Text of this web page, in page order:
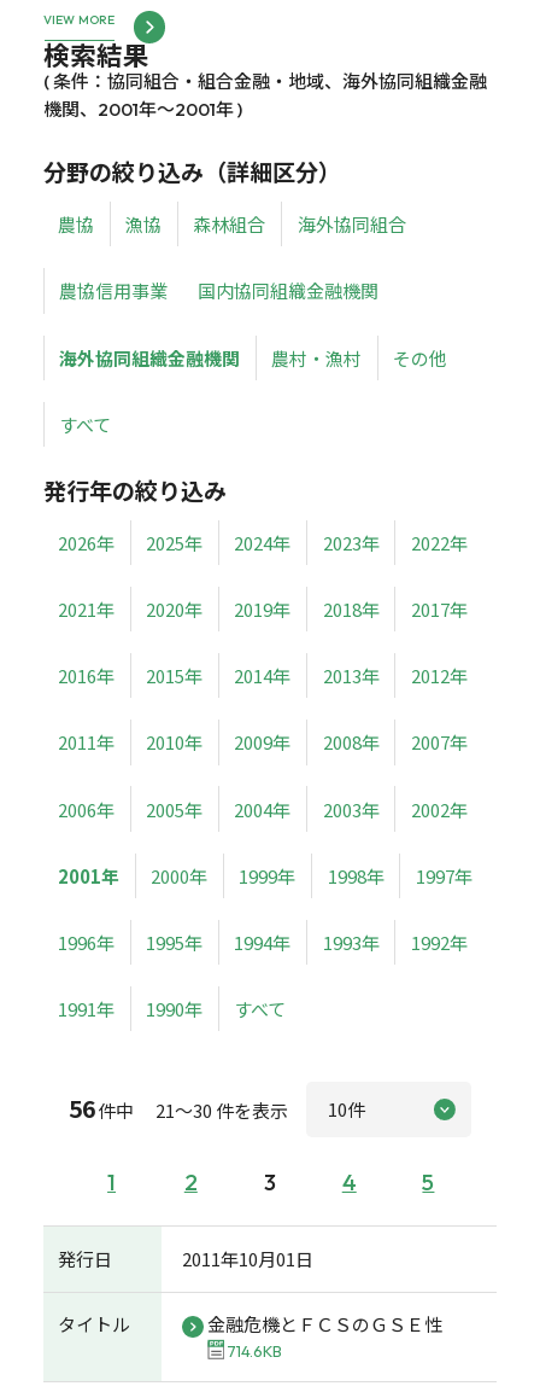
VIEW MORE
検索結果
( 条件：協同組合・組合金融・地域、海外協同組織金融
機関、2001年～2001年 )
分野の絞り込み（詳細区分）
農協 漁協 森林組合 海外協同組合
農協信用事業 国内協同組織金融機関
海外協同組織金融機関 農村・漁村 その他
すべて
発行年の絞り込み
2026年 2025年 2024年 2023年 2022年
2021年 2020年 2019年 2018年 2017年
2016年 2015年 2014年 2013年 2012年
2011年 2010年 2009年 2008年 2007年
2006年 2005年 2004年 2003年 2002年
2001年 2000年 1999年 1998年 1997年
1996年 1995年 1994年 1993年 1992年
1991年 1990年 すべて
56件中 21～30 件を表示
1 2 3 4 5
発行日 2011年10月01日
タイトル 金融危機とＦＣＳのＧＳＥ性
714.6KB